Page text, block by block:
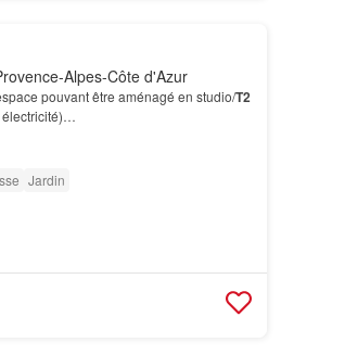
Alpes-Côte d'Azur
pouvant être aménagé en studio/T2
électricité)…
Jardin